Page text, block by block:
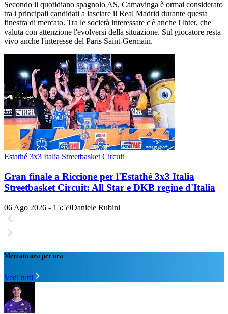
Secondo il quotidiano spagnolo AS, Camavinga è ormai considerato
tra i principali candidati a lasciare il Real Madrid durante questa
finestra di mercato. Tra le società interessate c'è anche l'Inter, che
valuta con attenzione l'evolversi della situazione. Sul giocatore resta
vivo anche l'interesse del Paris Saint-Germain.
Estathé 3x3 Italia Streetbasket Circuit
Gran finale a Riccione per l'Estathé 3x3 Italia
Streetbasket Circuit: All Star e DKB regine d'Italia
06 Ago 2026 - 15:59Daniele Rubini
Mercato ora per ora
Vedi tutti